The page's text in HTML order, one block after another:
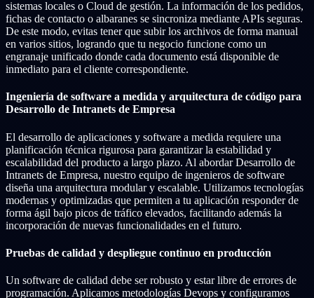
sistemas locales o Cloud de gestión. La información de los pedidos,
fichas de contacto o albaranes se sincroniza mediante APIs seguras.
De este modo, evitas tener que subir los archivos de forma manual
en varios sitios, logrando que tu negocio funcione como un
engranaje unificado donde cada documento está disponible de
inmediato para el cliente correspondiente.
Ingeniería de software a medida y arquitectura de código para
Desarrollo de Intranets de Empresa
El desarrollo de aplicaciones y software a medida requiere una
planificación técnica rigurosa para garantizar la estabilidad y
escalabilidad del producto a largo plazo. Al abordar Desarrollo de
Intranets de Empresa, nuestro equipo de ingenieros de software
diseña una arquitectura modular y escalable. Utilizamos tecnologías
modernas y optimizadas que permiten a tu aplicación responder de
forma ágil bajo picos de tráfico elevados, facilitando además la
incorporación de nuevas funcionalidades en el futuro.
Pruebas de calidad y despliegue continuo en producción
Un software de calidad debe ser robusto y estar libre de errores de
programación. Aplicamos metodologías Devops y configuramos